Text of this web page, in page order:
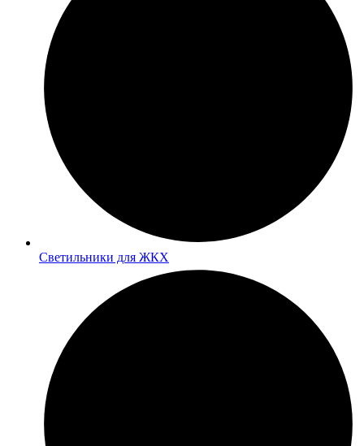
Светильники для ЖКХ